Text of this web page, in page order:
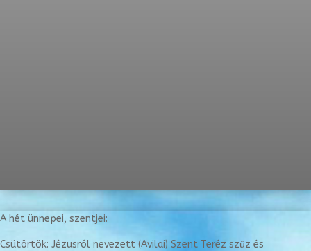
A hét ünnepei, szentjei:
Csütörtök: Jézusról nevezett (Avilai) Szent Teréz szűz és